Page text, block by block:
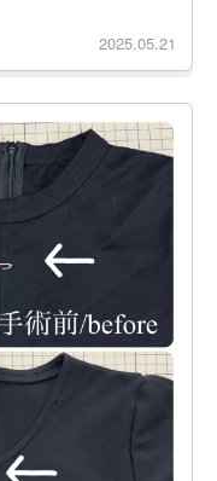
2025.05.21